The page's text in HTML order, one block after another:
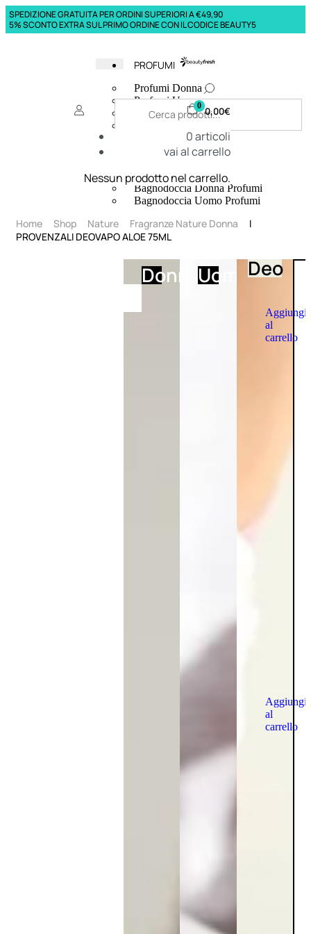
SPEDIZIONE GRATUITA PER ORDINI SUPERIORI A €49,90
5% SCONTO EXTRA SUL PRIMO ORDINE CON IL CODICE BEAUTY5
PROFUMI
Profumi Donna
Profumi Uomo
Deodoranti Donna
Corpo Donna
Corpo Uomo
Creme Mani
Bagnodoccia Donna Profumi
Bagnodoccia Uomo Profumi
DonnaUomoDeo
Aggiungi
al
carrello
Aggiungi
al
carrello
0 0,00€
0articoli
vai al carrello
Nessun prodotto nel carrello.
Home Shop Nature Fragranze Nature Donna
I
PROVENZALI DEOVAPO ALOE 75ML